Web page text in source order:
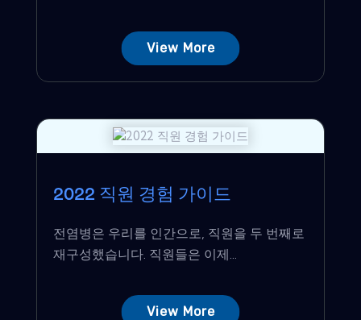
View More
2022 직원 경험 가이드
전염병은 우리를 인간으로, 직원을 두 번째로
재구성했습니다. 직원들은 이제...
View More